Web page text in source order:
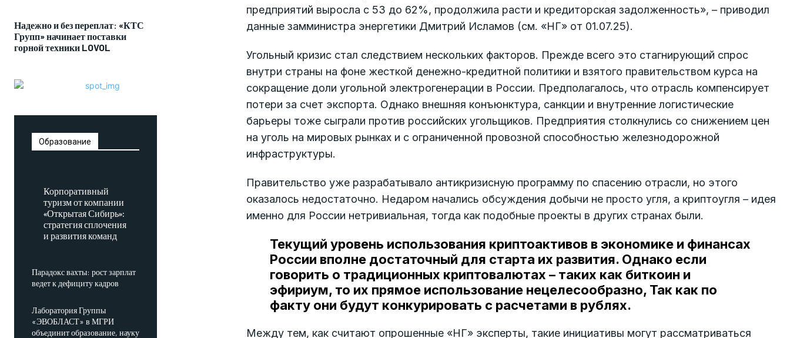
Надежно и без переплат: «КТС
Групп» начинает поставки
горной техники LOVOL
Образование
Корпоративный
туризм от компании
«Открытая Сибирь»:
стратегия сплочения
и развития команд
Парадокс вахты: рост зарплат
ведет к дефициту кадров
Лаборатория Группы
«ЭВОБЛАСТ» в МГРИ
объединит образование, науку
предприятий выросла с 53 до 62%, продолжила расти и кредиторская задолженность», – приводил
данные замминистра энергетики Дмитрий Исламов (см. «НГ» от 01.07.25).
Угольный кризис стал следствием нескольких факторов. Прежде всего это стагнирующий спрос
внутри страны на фоне жесткой денежно-кредитной политики и взятого правительством курса на
сокращение доли угольной электрогенерации в России. Предполагалось, что отрасль компенсирует
потери за счет экспорта. Однако внешняя конъюнктура, санкции и внутренние логистические
барьеры тоже сыграли против российских угольщиков. Предприятия столкнулись со снижением цен
на уголь на мировых рынках и с ограниченной провозной способностью железнодорожной
инфраструктуры.
Правительство уже разрабатывало антикризисную программу по спасению отрасли, но этого
оказалось недостаточно. Недаром начались обсуждения добычи не просто угля, а криптоугля – идея
именно для России нетривиальная, тогда как подобные проекты в других странах были.
Текущий уровень использования криптоактивов в экономике и финансах
России вполне достаточный для старта их развития. Однако если
говорить о традиционных криптовалютах – таких как биткоин и
эфириум, то их прямое использование нецелесообразно, Так как по
факту они будут конкурировать с расчетами в рублях.
Между тем, как считают опрошенные «НГ» эксперты, такие инициативы могут рассматриваться